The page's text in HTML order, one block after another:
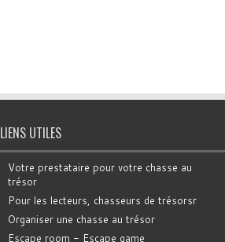
LIENS UTILES
Votre prestataire pour votre chasse au
trésor
Pour les lecteurs, chasseurs de trésorsr
Organiser une chasse au trésor
Escape room - Escape game